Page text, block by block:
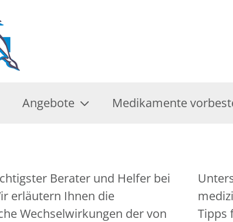
Angebote Medikamente
Berater und Helfer bei
erläutern Ihnen die
Wechselwirkungen der von
Ihnen die Bedienung von
und geben Ihnen gerne
Tipps